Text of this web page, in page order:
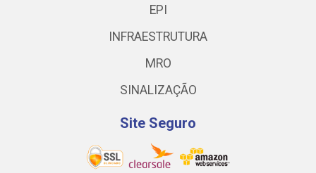
EPI
INFRAESTRUTURA
MRO
SINALIZAÇÃO
Site Seguro